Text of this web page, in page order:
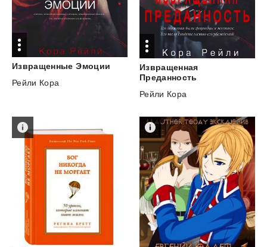
Извращенные Эмоции
Рейли Кора
Извращенная
Преданность
Рейли Кора